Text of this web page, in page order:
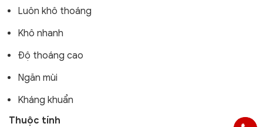
Luôn khô thoáng
Khô nhanh
Độ thoáng cao
Ngăn mùi
Kháng khuẩn
Thuộc tính